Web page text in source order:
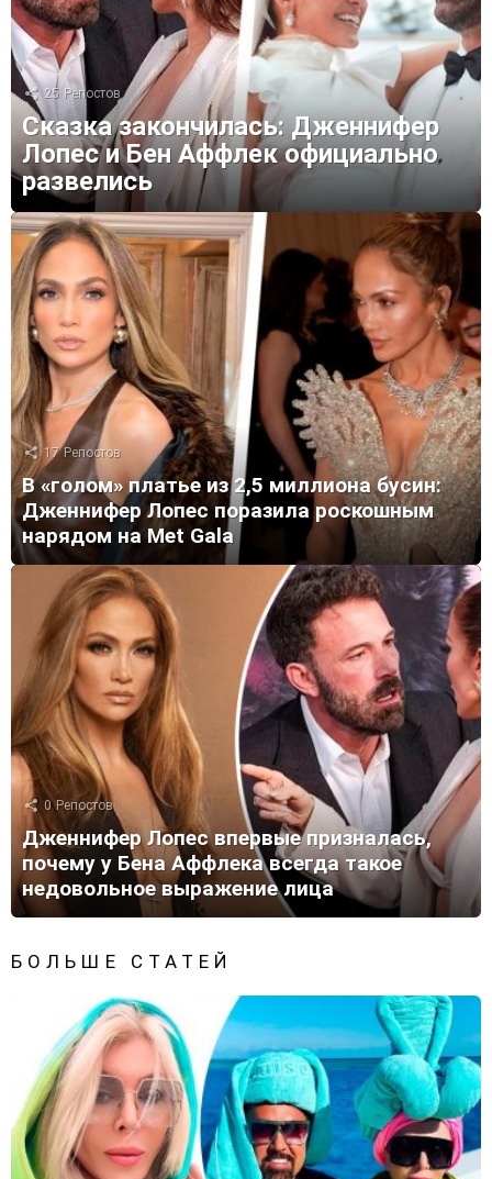
25 Репостов
Сказка закончилась: Дженнифер
Лопес и Бен Аффлек официально
развелись
17 Репостов
В «голом» платье из 2,5 миллиона бусин:
Дженнифер Лопес поразила роскошным
нарядом на Met Gala
0 Репостов
Дженнифер Лопес впервые призналась,
почему у Бена Аффлека всегда такое
недовольное выражение лица
БОЛЬШЕ СТАТЕЙ